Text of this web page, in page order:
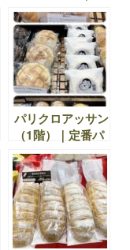
域の皆様に愛され
続ける当店のパン
は、毎日毎日、ひ
とつひとつ手作り
で焼き上げていま
す。
パリクロアッサン
（1階）｜定番パ
ンから新商品ま
で、今日もおすす
めが勢ぞろい